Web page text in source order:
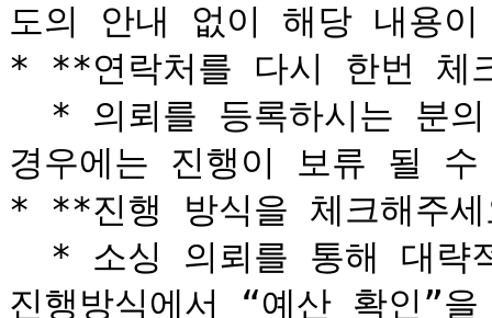
도의 안내 없이 해당 내용
* **연락처를 다시 한번 체
경우에는 진행이 보류 될
* **진행 방식을 체크해주
진행방식에서 “예산 확인”